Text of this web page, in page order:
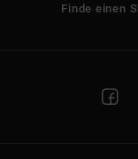
Finde einen